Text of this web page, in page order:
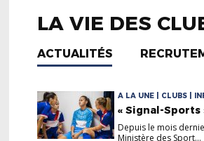
LA VIE DES
ACTUALITÉS
A LA UNE | CLUBS |
« Signal-
Depuis le mois
Ministère des Sport...